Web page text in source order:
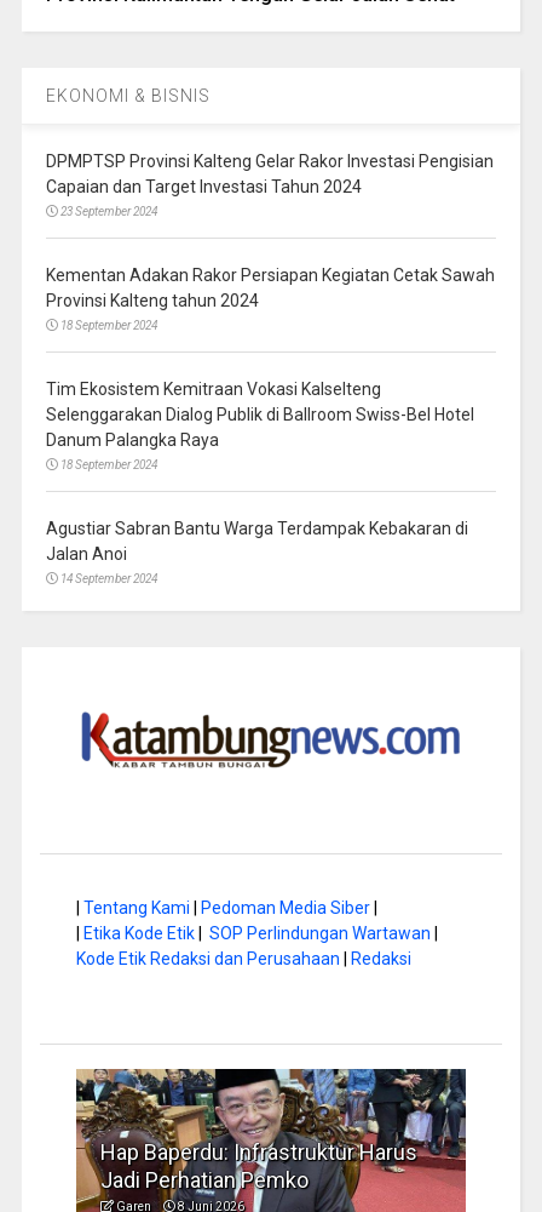
EKONOMI & BISNIS
DPMPTSP Provinsi Kalteng Gelar Rakor Investasi Pengisian
Capaian dan Target Investasi Tahun 2024
23 September 2024
Kementan Adakan Rakor Persiapan Kegiatan Cetak Sawah
Provinsi Kalteng tahun 2024
18 September 2024
Tim Ekosistem Kemitraan Vokasi Kalselteng
Selenggarakan Dialog Publik di Ballroom Swiss-Bel Hotel
Danum Palangka Raya
18 September 2024
Agustiar Sabran Bantu Warga Terdampak Kebakaran di
Jalan Anoi
14 September 2024
Tentang Kami Pedoman Media Siber|
Etika Kode Etik| SOP Perlindungan Wartawan
Kode Etik Redaksi dan Perusahaan
Redaksi
Infrastruktur Harus
Pemko
Musim Kemarau, DPRD
Pengelolaan Sampah
Garen 6 Juni 2026